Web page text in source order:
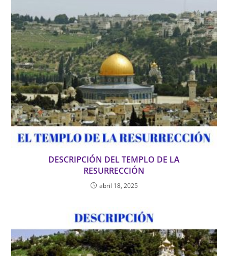
DESCRIPCIÓN DEL TEMPLO DE LA
RESURRECCIÓN
abril 18, 2025